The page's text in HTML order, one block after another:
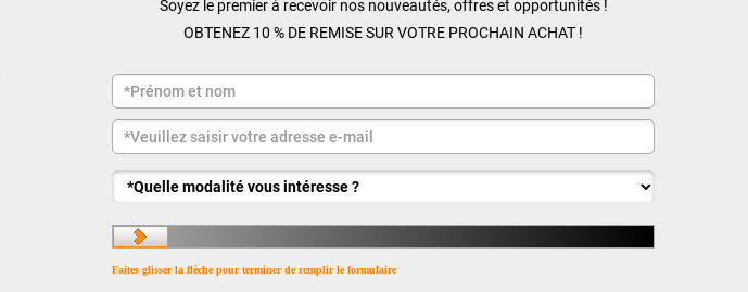
Soyez le premier à recevoir nos nouveautés, offres et opportunités !
OBTENEZ 10 % DE REMISE SUR VOTRE PROCHAIN ACHAT !
Faites glisser la flèche pour terminer de remplir le formulaire